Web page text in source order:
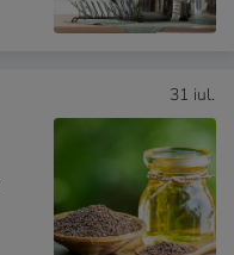
31 iul.